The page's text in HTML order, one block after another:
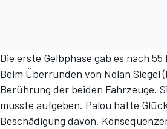
Die erste Gelbphase gab es nach
Beim Überrunden von Nolan
Berührung der beiden Fahrzeuge.
musste aufgeben. Palou hatte
Beschädigung davon.